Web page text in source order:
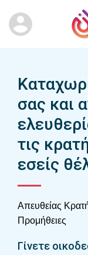
σας και
τις
εσείς
Απευθείας
Προμήθειες
Γίνετε